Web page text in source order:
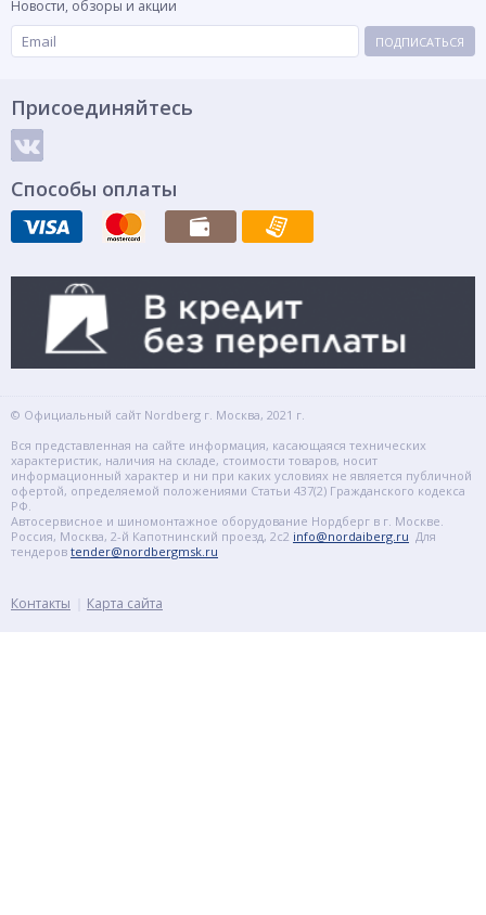
Новости, обзоры и акции
ПОДПИСАТЬСЯ
Присоединяйтесь
Способы оплаты
© Официальный сайт Nordberg г. Москва, 2021 г.
Вся представленная на сайте информация, касающаяся технических
характеристик, наличия на складе, стоимости товаров, носит
информационный характер и ни при каких условиях не является публичной
офертой, определяемой положениями Статьи 437(2) Гражданского кодекса
РФ.
Автосервисное и шиномонтажное оборудование Нордберг в г. Москве.
Россия, Москва, 2-й Капотнинский проезд, 2с2 info@nordaiberg.ru Для
тендеров tender@nordbergmsk.ru
Контакты Карта сайта